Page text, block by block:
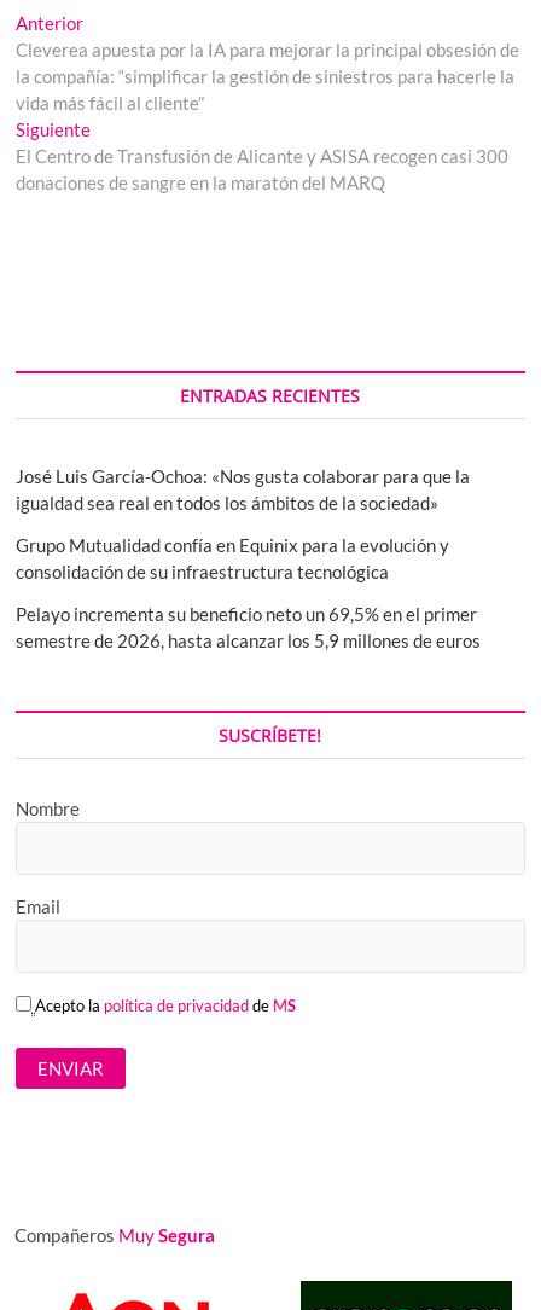
Navegación
de
entradas
AnteriorEntrada
anterior:
Cleverea apuesta por la IA para mejorar la principal obsesión de
la compañía: “simplificar la gestión de siniestros para hacerle la
vida más fácil al cliente”
SiguienteEntrada
siguiente:
El Centro de Transfusión de Alicante y ASISA recogen casi 300
donaciones de sangre en la maratón del MARQ
ENTRADAS RECIENTES
José Luis García-Ochoa: «Nos gusta colaborar para que la
igualdad sea real en todos los ámbitos de la sociedad»
Grupo Mutualidad confía en Equinix para la evolución y
consolidación de su infraestructura tecnológica
Pelayo incrementa su beneficio neto un 69,5% en el primer
semestre de 2026, hasta alcanzar los 5,9 millones de euros
SUSCRÍBETE!
Nombre
Email
Acepto la política de privacidadde MS
Compañeros MuySegura